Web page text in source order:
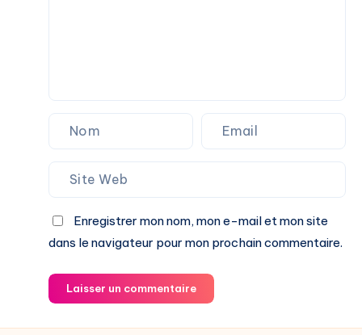
Enregistrer mon nom, mon e-mail et mon site
dans le navigateur pour mon prochain commentaire.
Laisser un commentaire